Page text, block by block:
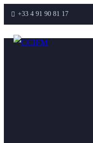
+33 4 91 90 81 17